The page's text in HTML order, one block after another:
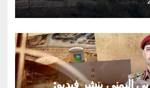
اليمني ينشر فيديو: